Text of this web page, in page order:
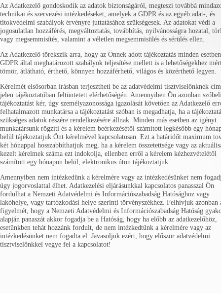
Az Adatkezelő gondoskodik az adatok biztonságáról, megteszi továbbá
technikai és szervezési intézkedéseket, amelyek a GDPR és az egyéb adat-, és
titokvédelmi szabályok érvényre juttatásához szükségesek. Az adatokat védi a
jogosulatlan hozzáférés, megváltoztatás, továbbítás, nyilvánosságra hozatal,
vagy megsemmisítés, valamint a véletlen megsemmisülés és sérülés ellen.
Az Adatkezelő törekszik arra, hogy az Önnek adott tájékoztatás minden
GDPR által meghatározott szabályok teljesítése mellett is a lehetőségekhez
tömör, átlátható, érthető, könnyen hozzáférhető, világos és közérthető legyen.
Kérelmét elsősorban írásban terjesztheti be az adatvédelmi tisztviselőnknek
jelen tájékoztatóban feltüntetett elérhetőségén. Amennyiben Ön azonban
tájékoztatást kér, úgy személyazonossága igazolását követően az Adatkezelő
felhatalmazott munkatársa a tájékoztatást szóban is megadhatja, ha a
szükséges adatok részére rendelkezésére állnak. Minden más esetben az igényt
munkatársunk rögzíti és a kérelem beérkezésétől számított legkésőbb egy
belül tájékoztatjuk Önt kérelmével kapcsolatosan. Ezt a határidőt maximum
két hónappal hosszabbíthatjuk meg, ha a kérelem összetettsége vagy az
kezelt kérelmek száma ezt indokolja, ellenben erről a kérelem kézhezvételétől
számított egy hónapon belül, elektronikus úton tájékoztatjuk.
Amennyiben nem intézkedünk a kérelmére vagy az intézkedésünket nem
úgy jogorvoslattal élhet. Adatkezelési eljárásunkkal kapcsolatos panasszal Ön
fordulhat a Nemzeti Adatvédelmi és Információszabadság Hatósághoz vagy
lakóhelye, vagy tartózkodási helye szerinti törvényszékhez. Felhívjuk azonban
figyelmét, hogy a Nemzeti Adatvédelmi és Információszabadság Hatóság
alapján panaszát akkor fogadja be a Hatóság, hogy ha előbb az adatkezelőhöz,
esetünkben tehát hozzánk fordult, de nem intézkedtünk a kérelmére vagy az
intézkedésünket nem fogadta el. Javasoljuk ezért, hogy először adatvédelmi
tisztviselőnkkel vegye fel a kapcsolatot!